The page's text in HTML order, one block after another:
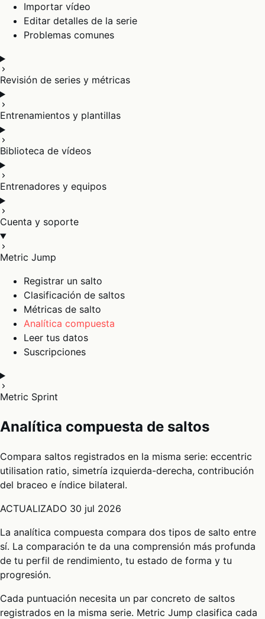
Importar vídeo
Editar detalles de la serie
Problemas comunes
Revisión de series y métricas
Entrenamientos y plantillas
Biblioteca de vídeos
Entrenadores y equipos
Cuenta y soporte
Metric Jump
Registrar un salto
Clasificación de saltos
Métricas de salto
Analítica compuesta
Leer tus datos
Suscripciones
Metric Sprint
Analítica compuesta de saltos
Compara saltos registrados en la misma serie: eccentric
utilisation ratio, simetría izquierda-derecha, contribución
del braceo e índice bilateral.
ACTUALIZADO 30 jul 2026
La analítica compuesta compara dos tipos de salto entre
sí. La comparación te da una comprensión más profunda
de tu perfil de rendimiento, tu estado de forma y tu
progresión.
Cada puntuación necesita un par concreto de saltos
registrados en la misma serie. Metric Jump clasifica cada